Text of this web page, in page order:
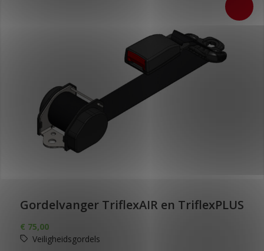
Gordelvanger TriflexAIR en TriflexPLUS
€ 75,00
Veiligheidsgordels